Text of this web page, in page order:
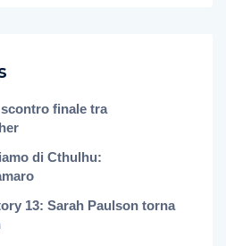
finale tra
di Cthulhu:
13: Sarah Paulson torna